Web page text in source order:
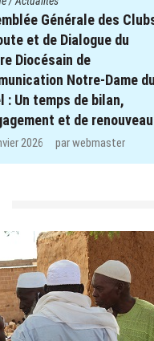
Générale des Clubs
et de Dialogue du
Diocésain de
Notre-Dame du
: Un temps de bilan,
et de renouveau.
2026 parwebmaster